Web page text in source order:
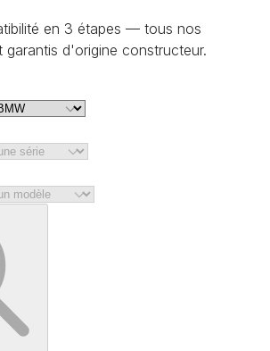
en 3 étapes — tous nos
garantis d'origine constructeur.